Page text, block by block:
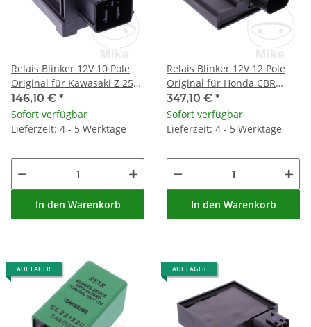
Relais Blinker 12V 10 Pole
Original für Kawasaki Z 250
SL # 2015-2017
146,10 € *
Sofort verfügbar
Lieferzeit: 4 - 5 Werktage
In den Warenkorb
Relais Blinker 12V 12 Pole
Original für Honda CBR
1000 Fireblade 07-09 # 17-
19
347,10 € *
Sofort verfügbar
Lieferzeit: 4 - 5 Werktage
In den Warenkorb
AUF LAGER AUF LAGER